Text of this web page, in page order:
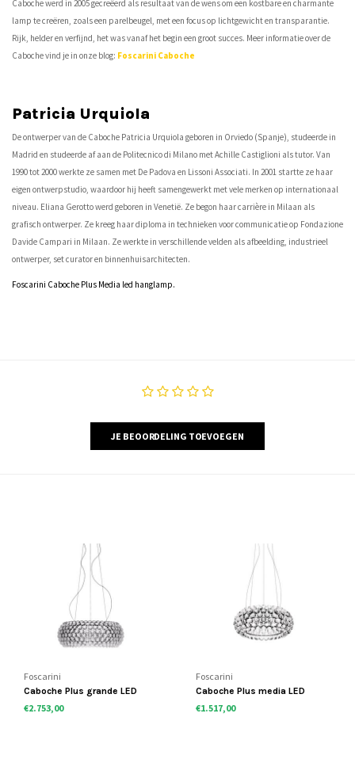
Caboche werd in 2005 gecreëerd als resultaat van de wens om een ​​kostbare en charmante
lamp te creëren, zoals een parelbeugel, met een focus op lichtgewicht en transparantie.
Rijk, helder en verfijnd, het was vanaf het begin een groot succes. Meer informatie over de
Caboche vind je in onze blog: Foscarini Caboche
Patricia Urquiola
De ontwerper van de Caboche Patricia Urquiola geboren in Orviedo (Spanje), studeerde in
Madrid en studeerde af aan de Politecnico di Milano met Achille Castiglioni als tutor. Van
1990 tot 2000 werkte ze samen met De Padova en Lissoni Associati. In 2001 startte ze haar
eigen ontwerpstudio, waardoor hij heeft samengewerkt met vele merken op internationaal
niveau. Eliana Gerotto werd geboren in Venetië. Ze begon haar carrière in Milaan als
grafisch ontwerper. Ze kreeg haar diploma in technieken voor communicatie op Fondazione
Davide Campari in Milaan. Ze werkte in verschillende velden als afbeelding, industrieel
ontwerper, set curator en binnenhuisarchitecten.
Foscarini Caboche Plus Media led hanglamp.
JE BEOORDELING TOEVOEGEN
Foscarini
Caboche Plus grande LED
hanglamp
€2.753,00
Foscarini
Caboche Plus media LED
hanglamp
€1.517,00